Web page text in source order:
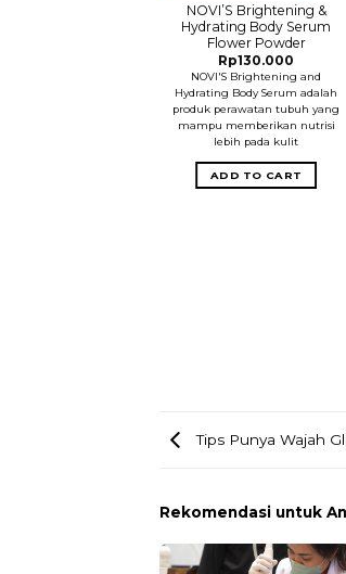
NOVI’S Brightening &
Hydrating Body Serum
Flower Powder
Rp130.000
NOVI'S Brightening and
Hydrating Body Serum adalah
produk perawatan tubuh yang
mampu memberikan nutrisi
lebih pada kulit
ADD TO CART
Tips Punya Wajah
Rekomendasi untuk